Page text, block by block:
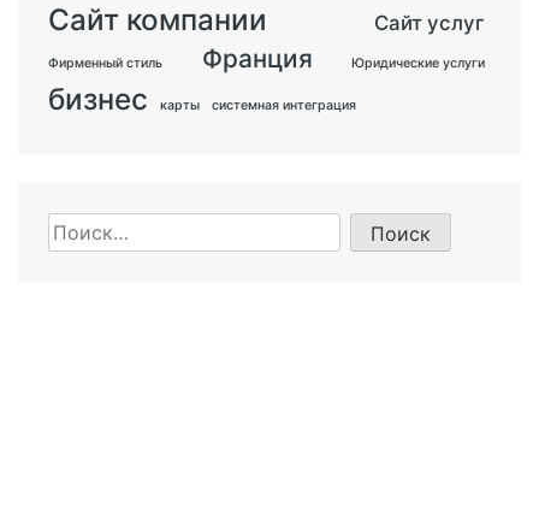
Сайт компании Сайт услуг
Фирменный стиль Франция Юридические услуги
бизнес карты системная интеграция
Найти: